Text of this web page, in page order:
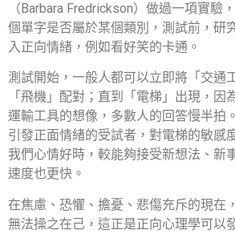
（Barbara Fredrickson）做過一項實驗
個單字是否屬於某個類別，測試前，研
入正向情緒，例如看好笑的卡通。
測試開始，一般人都可以立即將「交通
「飛機」配對；直到「電梯」出現，因
運輸工具的想像，多數人的回答慢半拍
引發正面情緒的受試者，對電梯的敏感
我們心情好時，較能夠接受新想法、新
速度也更快。
在焦慮、恐懼、擔憂、悲傷充斥的現在
無法操之在己，這正是正向心理學可以